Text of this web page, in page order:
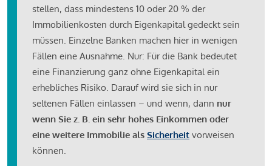
stellen, dass mindestens 10 oder 20 % der
Immobilienkosten durch Eigenkapital gedeckt sein
müssen. Einzelne Banken machen hier in wenigen
Fällen eine Ausnahme. Nur: Für die Bank bedeutet
eine Finanzierung ganz ohne Eigenkapital ein
erhebliches Risiko. Darauf wird sie sich in nur
seltenen Fällen einlassen – und wenn, dann nur
wenn Sie z. B. ein sehr hohes Einkommen oder
eine weitere Immobilie als Sicherheit vorweisen
können.